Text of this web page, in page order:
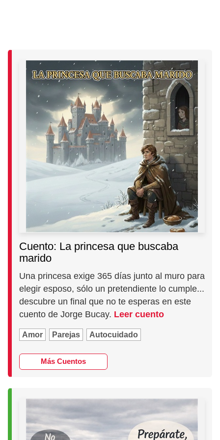
Cuento: La princesa que buscaba
marido
Una princesa exige 365 días junto al muro para
elegir esposo, sólo un pretendiente lo cumple...
descubre un final que no te esperas en este
cuento de Jorge Bucay. Leer cuento
Amor Parejas Autocuidado
Más Cuentos